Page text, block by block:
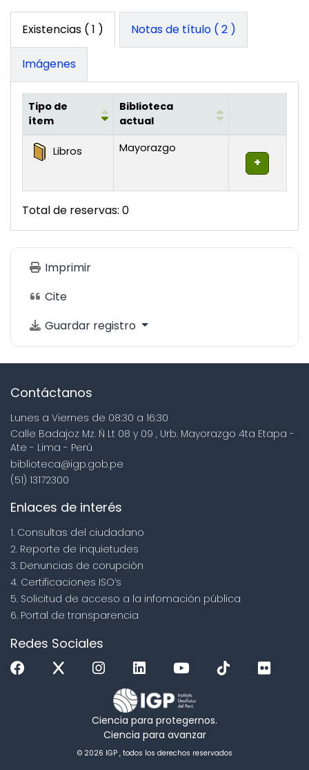
Existencias ( 1 ) Notas de título ( 2 )
Imágenes
Existencias
Tipo de
ítem
Biblioteca
actual
Libros Mayorazgo
Total de reservas: 0
Imprimir
Cite
Guardar registro
Contáctanos
Lunes a Viernes de 08:30 a 16:30
Calle Badajoz Mz. Ñ Lt 08 y 09 , Urb. Mayorazgo 4ta Etapa -
Ate - Lima - Perú
biblioteca@igp.gob.pe
(51) 13172300
Enlaces de interés
1. Consultas del ciudadano
2. Reporte de inquietudes
3. Denuncias de corupción
4. Certificaciones ISO’s
5. Solicitud de acceso a la infomación pública
6. Portal de transparencia
Redes Sociales
Ciencia para protegernos.
Ciencia para avanzar
© 2026 IGP , todos los derechos reservados